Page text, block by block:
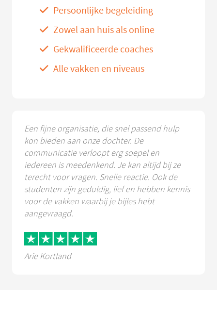
Persoonlijke begeleiding
Zowel aan huis als online
Gekwalificeerde coaches
Alle vakken en niveaus
Een fijne organisatie, die snel passend hulp
kon bieden aan onze dochter. De
communicatie verloopt erg soepel en
iedereen is meedenkend. Je kan altijd bij ze
terecht voor vragen. Snelle reactie. Ook de
studenten zijn geduldig, lief en hebben kennis
voor de vakken waarbij je bijles hebt
aangevraagd.
Arie Kortland